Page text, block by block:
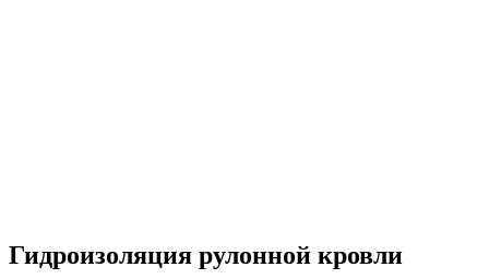
Гидроизоляция рулонной кровли